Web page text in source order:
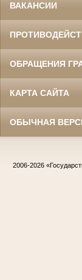
ВАКАНСИИ
ОБРАЩЕНИЯ
КАРТА САЙТА
ОБЫЧНАЯ
2006-2026